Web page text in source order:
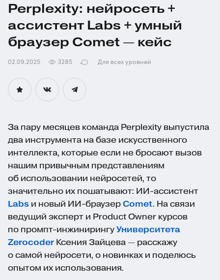
Perplexity: нейросеть +
ассистент Labs + умный
браузер Comet — кейс
02.09.2025 3285 Для всех уровней
За пару месяцев команда Perplexity выпустила
два инструмента на базе искусственного
интеллекта, которые если не бросают вызов
нашим привычным представлениям
об использовании нейросетей, то
значительно их пошатывают: ИИ-ассистент
Labs и новый ИИ-браузер Comet. На связи
ведущий эксперт и Product Owner курсов
по промпт-инжинирингу Университета
Zerocoder Ксения Зайцева — расскажу
о самой нейросети, о новинках и поделюсь
опытом их использования.